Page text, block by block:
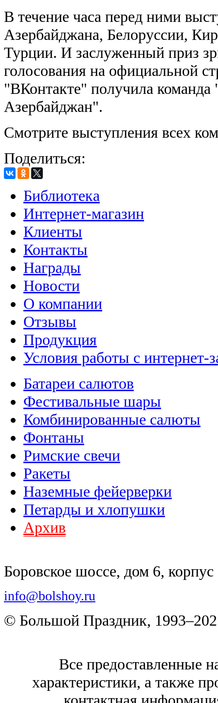
В течение часа перед ними
Азербайджана, Белоруссии,
Турции. И заслуженный приз
голосования на официальной
"ВКонтакте" получила
Азербайджан".
Смотрите выступления всех
Поделиться:
Библиотека
Интернет-магазин
Клиенты
Контакты
Награды
Новости
О компании
Отзывы
Продукция
Условия работы с интернет-
Батареи салютов
Фестивальные шары
Комбинированные салюты
Фонтаны
Римские свечи
Ракеты
Наземные фейерверки
Петарды и хлопушки
Архив
Боровское шоссе, дом 6, корпус
info@bolshoy.ru
© Большой Праздник,
Все предоставленные
характеристики, а также